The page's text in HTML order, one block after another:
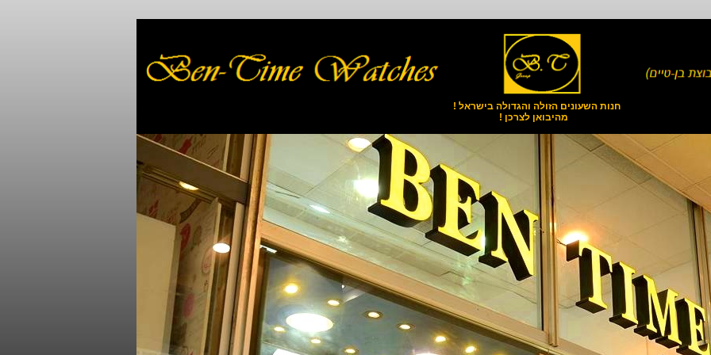
חנות השעונים הזולה והגדולה בישראל !
מהיבואן לצרכן !